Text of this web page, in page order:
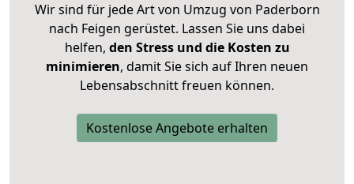
Wir sind für jede Art von Umzug von Paderborn
nach Feigen gerüstet. Lassen Sie uns dabei
helfen, den Stress und die Kosten zu
minimieren, damit Sie sich auf Ihren neuen
Lebensabschnitt freuen können.
Kostenlose Angebote erhalten